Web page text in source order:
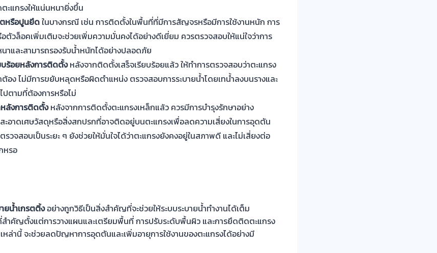
ะแกรงให้แน่นหนายิ่งขึ้น
หรือปูนยึดในบางกรณี เช่น การติดตั้งในพื้นที่ที่มีการสัญจรหรือมีการใช้งานหนัก การ
วล็อคเพิ่มเติมจะช่วยเพิ่มความมั่นคงได้อย่างดีเยี่ยม ควรตรวจสอบให้แน่ใจว่าการ
าและสามารถรองรับน้ำหนักได้อย่างปลอดภัย
บร้อยหลังการติดตั้งหลังจากติดตั้งเสร็จเรียบร้อยแล้ว ให้ทำการตรวจสอบว่าตะแกรง
ง ไม่มีการขยับหลุดหรือผิดตำแหน่ง ตรวจสอบการระบายน้ำโดยเทน้ำลงบนรางและ
ปตามที่ต้องการหรือไม่
ลังการติดตั้งหลังจากการติดตั้งตะแกรงเหล็กแล้ว ควรมีการบำรุงรักษาอย่าง
ะอาดเศษวัสดุหรือสิ่งสกปรกที่อาจติดอยู่บนตะแกรงเพื่อลดความเสี่ยงในการอุดตัน
รวจสอบเป็นระยะ ๆ ยังช่วยให้มั่นใจได้ว่าตะแกรงยังคงอยู่ในสภาพดี และไม่เสี่ยงต่อ
หรอ
ยน้ำเกรตติ้งอย่างถูกวิธีเป็นสิ่งสำคัญที่จะช่วยให้ระบบระบายน้ำทำงานได้เต็ม
ำคัญตั้งแต่การวางแผนและเตรียมพื้นที่ การปรับระดับพื้นผิว และการยึดติดตะแกรง
ล่านี้ จะช่วยลดปัญหาการอุดตันและเพิ่มอายุการใช้งานของตะแกรงได้อย่างมี